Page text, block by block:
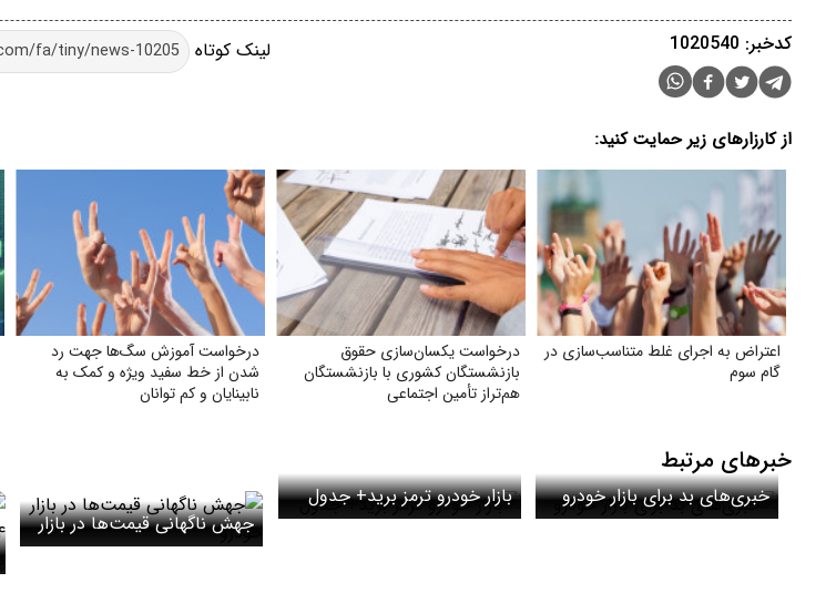
لینک کوتاه کدخبر: 1020540
از کارزارهای زیر حمایت کنید:
اعتراض به اجرای غلط متناسب‌سازی در
گام سوم
درخواست یکسان‌سازی حقوق
بازنشستگان کشوری با بازنشستگان
هم‌تراز تأمین اجتماعی
درخواست آموزش سگ‌ها جهت رد
شدن از خط سفید ویژه و کمک به
نابینایان و کم توانان
خبرهای مرتبط
خبری‌های بد برای بازار خودرو
بازار خودرو ترمز برید+ جدول
جهش ناگهانی قیمت‌ها در بازار
خودرو